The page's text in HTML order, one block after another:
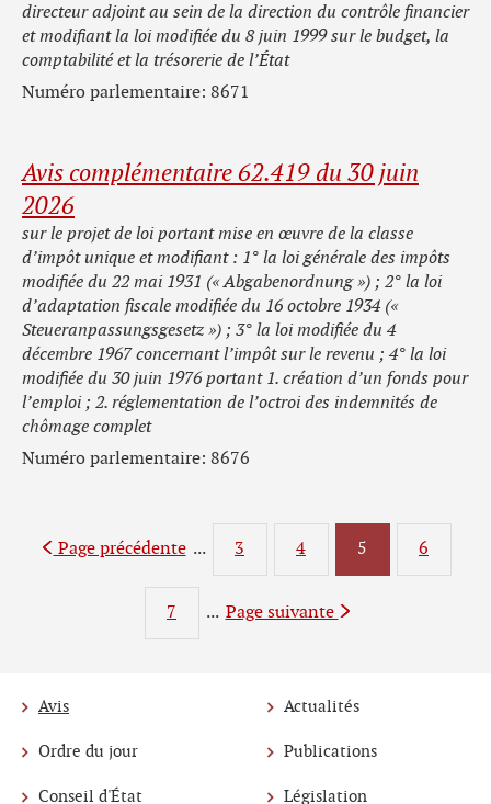
directeur adjoint au sein de la direction du contrôle financier
et modifiant la loi modifiée du 8 juin 1999 sur le budget, la
comptabilité et la trésorerie de l’État
Numéro parlementaire: 8671
Avis complémentaire 62.419 du 30 juin
2026
sur le projet de loi portant mise en œuvre de la classe
d’impôt unique et modifiant : 1° la loi générale des impôts
modifiée du 22 mai 1931 (« Abgabenordnung ») ; 2° la loi
d’adaptation fiscale modifiée du 16 octobre 1934 («
Steueranpassungsgesetz ») ; 3° la loi modifiée du 4
décembre 1967 concernant l’impôt sur le revenu ; 4° la loi
modifiée du 30 juin 1976 portant 1. création d’un fonds pour
l’emploi ; 2. réglementation de l’octroi des indemnités de
chômage complet
Numéro parlementaire: 8676
Page précédente ... 3 4 Page
5 6
7 ... Page suivante
Menu
de
Avis
Ordre du jour
Conseil d'État
Actualités
Publications
Législation